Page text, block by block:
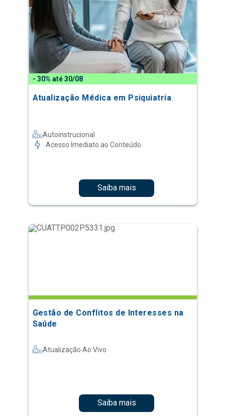
- 30% até 30/08
Atualização Médica em Psiquiatria
Autoinstrucional
Acesso Imediato ao Conteúdo
Saiba mais
Gestão de Conflitos de Interesses na
Saúde
Atualização Ao Vivo
Saiba mais